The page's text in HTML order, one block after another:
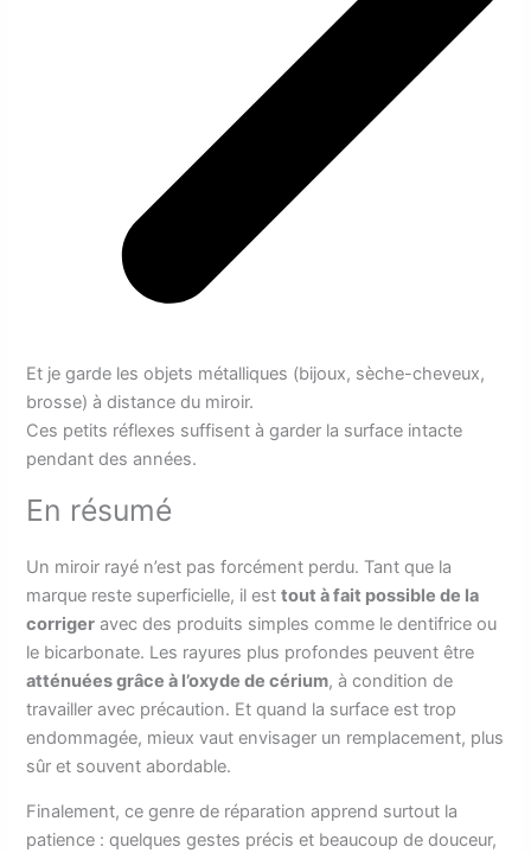
Et je garde les objets métalliques (bijoux, sèche-cheveux,
brosse) à distance du miroir.
Ces petits réflexes suffisent à garder la surface intacte
pendant des années.
En résumé
Un miroir rayé n’est pas forcément perdu. Tant que la
marque reste superficielle, il esttout à fait possible de la
corriger avec des produits simples comme le dentifrice ou
le bicarbonate. Les rayures plus profondes peuvent être
atténuées grâce à l’oxyde de cérium, à condition de
travailler avec précaution. Et quand la surface est trop
endommagée, mieux vaut envisager un remplacement, plus
sûr et souvent abordable.
Finalement, ce genre de réparation apprend surtout la
patience : quelques gestes précis et beaucoup de douceur,